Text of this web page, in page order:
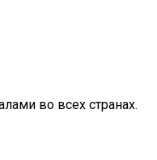
во всех странах.